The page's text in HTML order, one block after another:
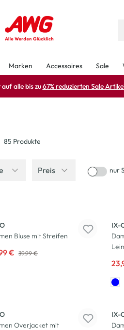
Marken Accessoires Sale
alle bis zu67% reduzierten Sale
85 Produkte
Preis nur
Bluse mit Streifen
€ 39,99 €
IX-
Overjacket mit
IX-